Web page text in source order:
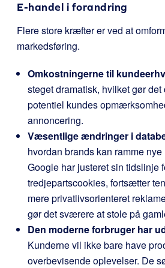
E-handel i forandring
Flere store kræfter er ved at
markedsføring.
Omkostningerne til
steget dramatisk, hvilket gør det
potentiel kundes
annoncering.
Væsentlige ændringer i
hvordan brands kan ramme
Google har justeret sin tidslinje
tredjepartscookies, fortsætter
mere privatlivsorienteret
gør det sværere at stole på
Den moderne forbruger har
Kunderne vil ikke bare have
overbevisende oplevelser. De